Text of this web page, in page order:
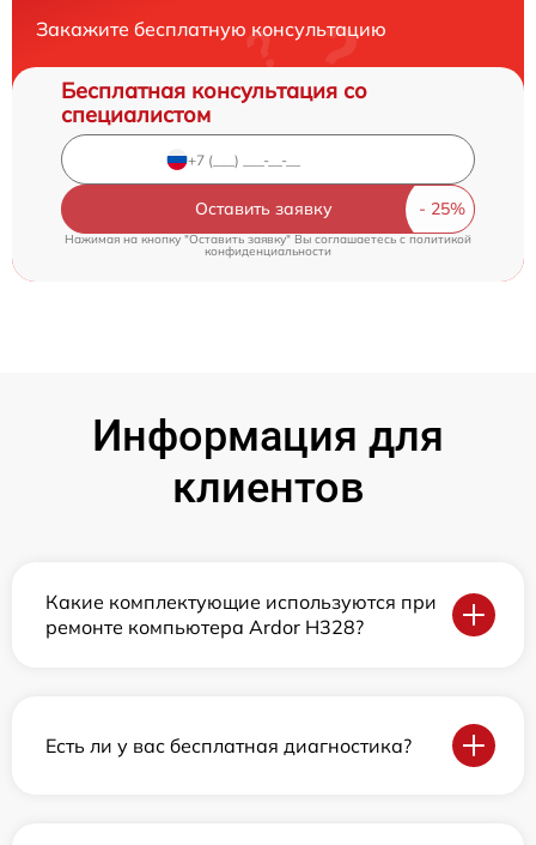
Закажите бесплатную консультацию
Бесплатная консультация со
специалистом
Оставить заявку
Нажимая на кнопку "Оставить заявку" Вы соглашаетесь cполитикой
конфиденциальности
Информация для
клиентов
Какие комплектующие используются при
ремонте компьютера Ardor H328?
Есть ли у вас бесплатная диагностика?